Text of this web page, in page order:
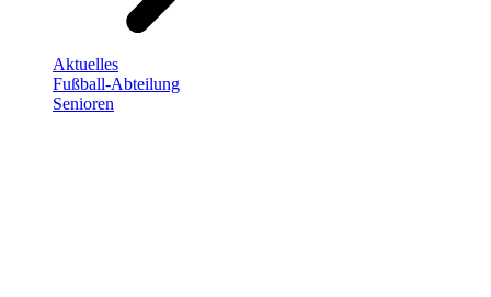
Aktuelles
Fußball-Abteilung
Senioren